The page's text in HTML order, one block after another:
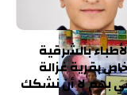
بالشرقية
بقرية غزالة
بهم لا أن نشكك